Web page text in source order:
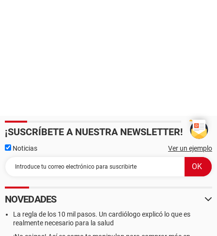
¡SUSCRÍBETE A NUESTRA NEWSLETTER!
Noticias Ver un ejemplo
NOVEDADES
La regla de los 10 mil pasos. Un cardiólogo explicó lo que es
realmente necesario para la salud